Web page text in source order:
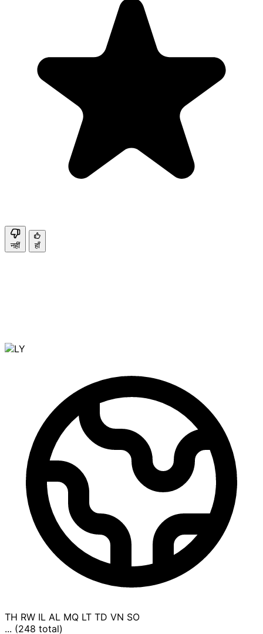
नहीं हाँ
TH RW IL AL MQ LT TD VN SO
... (248 total)